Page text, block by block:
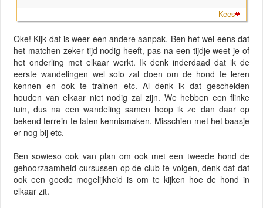
Kees
Oke! Kijk dat is weer een andere aanpak. Ben het wel eens dat
het matchen zeker tijd nodig heeft, pas na een tijdje weet je of
het onderling met elkaar werkt. Ik denk inderdaad dat ik de
eerste wandelingen wel solo zal doen om de hond te leren
kennen en ook te trainen etc. Al denk ik dat gescheiden
houden van elkaar niet nodig zal zijn. We hebben een flinke
tuin, dus na een wandeling samen hoop ik ze dan daar op
bekend terrein te laten kennismaken. Misschien met het baasje
er nog bij etc.
Ben sowieso ook van plan om ook met een tweede hond de
gehoorzaamheid cursussen op de club te volgen, denk dat dat
ook een goede mogelijkheid is om te kijken hoe de hond in
elkaar zit.